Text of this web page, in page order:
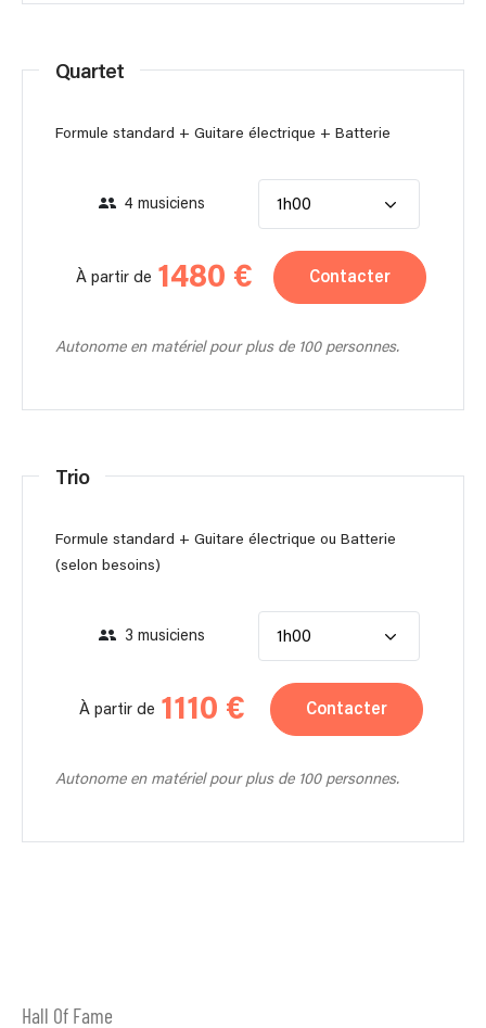
Quartet
Formule standard + Guitare électrique + Batterie
4 musiciens 1h00
À partir de 1480 € Contacter
Autonome en matériel pour plus de 100 personnes.
Trio
Formule standard + Guitare électrique ou Batterie
(selon besoins)
3 musiciens 1h00
À partir de 1110 € Contacter
Autonome en matériel pour plus de 100 personnes.
Hall Of Fame